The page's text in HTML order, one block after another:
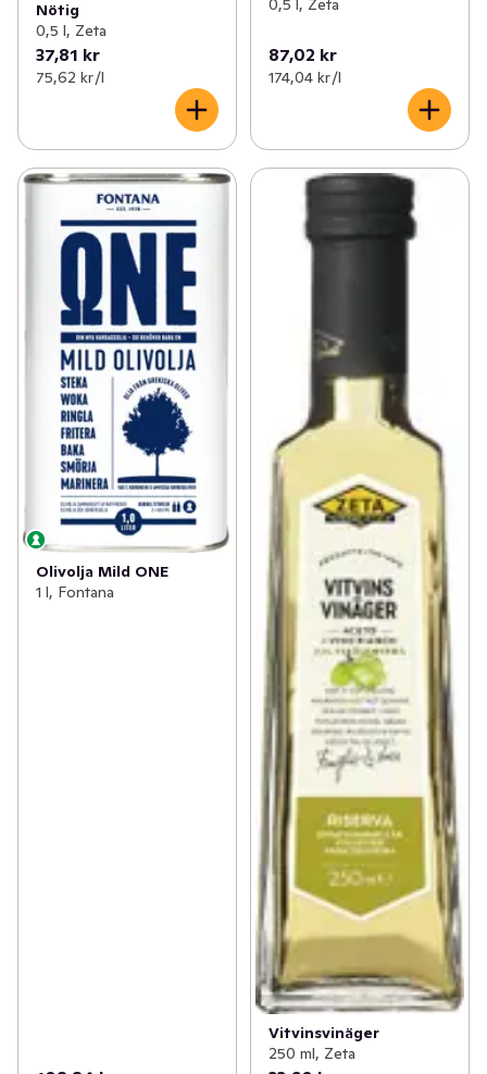
Nötig
0,5 l, Zeta
37,81 kr
75,62 kr /l
0,5 l, Zeta
87,02 kr
174,04 kr /l
Olivolja Mild ONE
1 l, Fontana
Vitvinsvinäger
250 ml, Zeta